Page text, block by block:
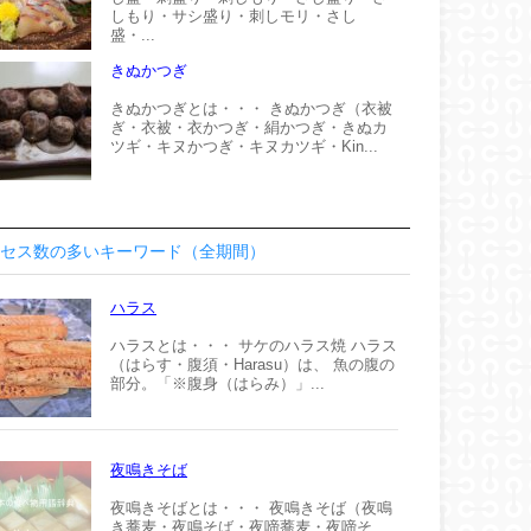
しもり・サシ盛り・刺しモリ・さし
盛・...
きぬかつぎ
きぬかつぎとは・・・ きぬかつぎ（衣被
ぎ・衣被・衣かつぎ・絹かつぎ・きぬカ
ツギ・キヌかつぎ・キヌカツギ・Kin...
ス数の多いキーワード（全期間）
ハラス
ハラスとは・・・ サケのハラス焼 ハラス
（はらす・腹須・Harasu）は、 魚の腹の
部分。「※腹身（はらみ）」...
夜鳴きそば
夜鳴きそばとは・・・ 夜鳴きそば（夜鳴
き蕎麦・夜鳴そば・夜啼蕎麦・夜啼そ